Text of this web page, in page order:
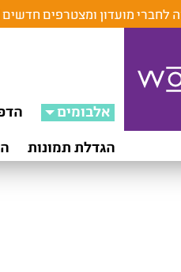
אלבומים
הגדלת תמונות